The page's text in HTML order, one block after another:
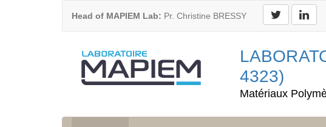
Head of MAPIEM Lab: Pr. Christine BRESSY
4323)
Matériaux